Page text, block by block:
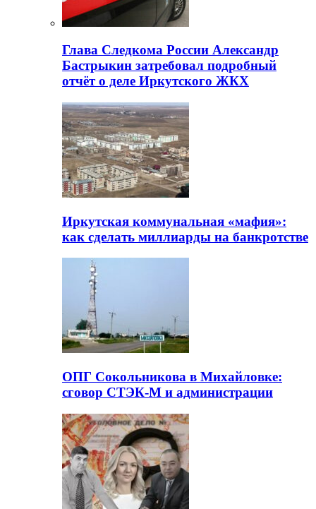
Глава Следкома России Александр
Бастрыкин затребовал подробный
отчёт о деле Иркутского ЖКХ
Иркутская коммунальная «мафия»:
как сделать миллиарды на банкротстве
ОПГ Сокольникова в Михайловке:
сговор СТЭК-М и администрации